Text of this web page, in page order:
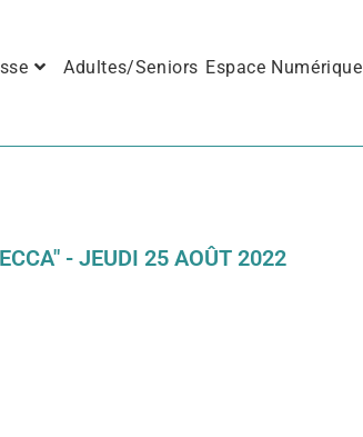
Adultes/Seniors Espace Numérique
- JEUDI 25 AOÛT 2022